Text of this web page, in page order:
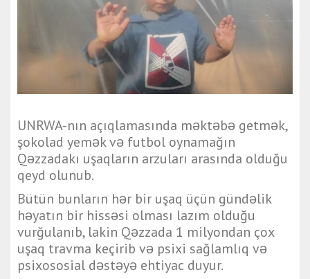
UNRWA-nın açıqlamasında məktəbə getmək,
şokolad yemək və futbol oynamağın
Qəzzadakı uşaqların arzuları arasında olduğu
qeyd olunub.
Bütün bunların hər bir uşaq üçün gündəlik
həyatın bir hissəsi olması lazım olduğu
vurğulanıb, lakin Qəzzada 1 milyondan çox
uşaq travma keçirib və psixi sağlamlıq və
psixososial dəstəyə ehtiyac duyur.